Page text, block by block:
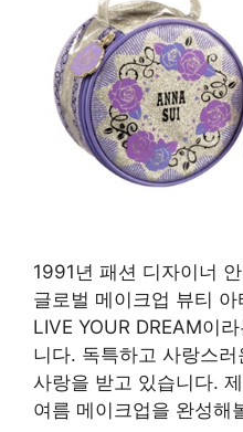
1991년 패션 디자이너
글로벌 메이크업 뷰티
LIVE YOUR DREAM이
니다. 독특하고 사랑스
사랑을 받고 있습니다.
여름 메이크업을 완성해